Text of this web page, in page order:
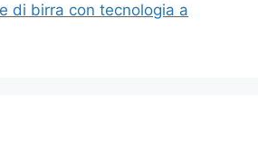
di birra con tecnologia a